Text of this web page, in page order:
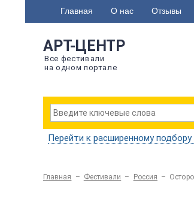
Главная О нас Отзывы
АРТ-ЦЕНТР
Все фестивали
на одном портале
Перейти к расширенному
Главная – Фестивали – Россия –